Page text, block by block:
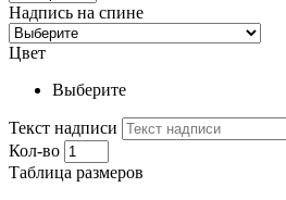
Надпись на спине
Цвет
Выберите
Текст надписи
Кол-во
Таблица размеров